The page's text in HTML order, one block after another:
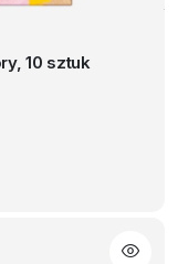
10 sztuk